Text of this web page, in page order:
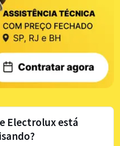
Electrolux está